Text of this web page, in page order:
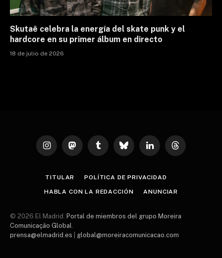
Skutaê celebra la energía del skate punk y el
hardcore en su primer álbum en directo
18 de julio de 2026
InstagramMastodonTumblr Bluesky LinkedInThreads
TITULAR POLÍTICA DE PRIVACIDAD
HABLA CON LA REDACCIÓN ANUNCIAR
© 2026 El Madrid.
Portal de miembros del grupo Moreira
Comunicação Global
prensa@elmadrid.es
global@moreiracomunicacao.com